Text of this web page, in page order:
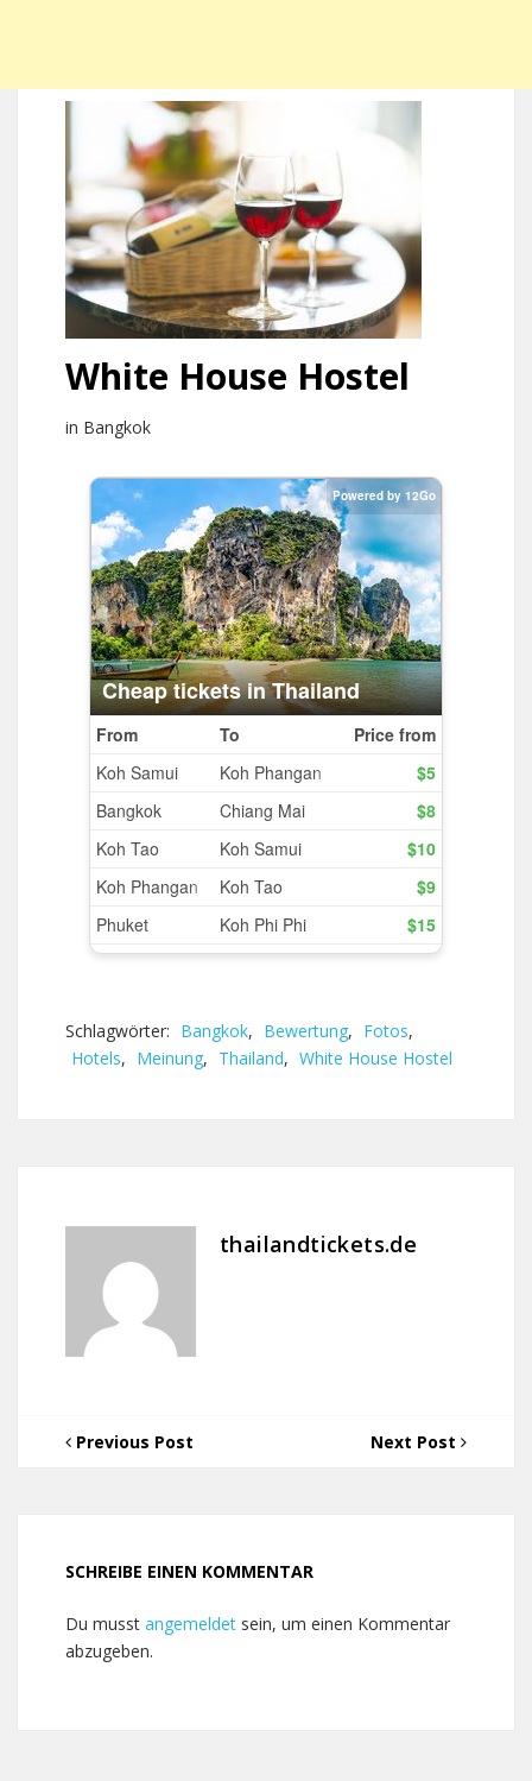
White House Hostel
in Bangkok
Schlagwörter: Bangkok, Bewertung, Fotos,
Hotels, Meinung, Thailand, White House Hostel
thailandtickets.de
Previous Post Next Post
SCHREIBE EINEN KOMMENTAR
Du musst angemeldet sein, um einen Kommentar
abzugeben.